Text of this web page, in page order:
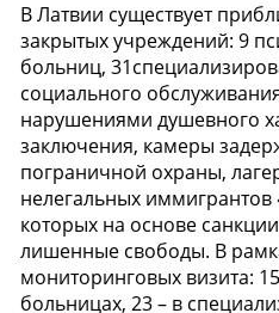
В Латвии существует
закрытых учреждений: 9
больниц,
социального
нарушениями душевного
заключения, камеры
пограничной охраны,
нелегальных
которых на основе
лишенные свободы. В
мониторинговых визита:
больницах, 23 – в